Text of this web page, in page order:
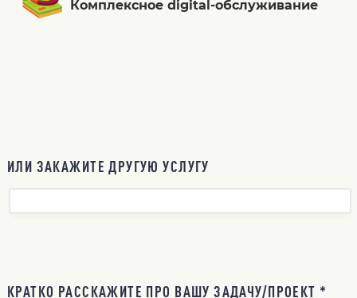
Комплексное digital-обслуживание
ИЛИ ЗАКАЖИТЕ ДРУГУЮ УСЛУГУ
КРАТКО РАССКАЖИТЕ ПРО ВАШУ ЗАДАЧУ/ПРОЕКТ *